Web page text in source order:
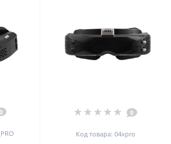
0 0
Код товара: 04xpro